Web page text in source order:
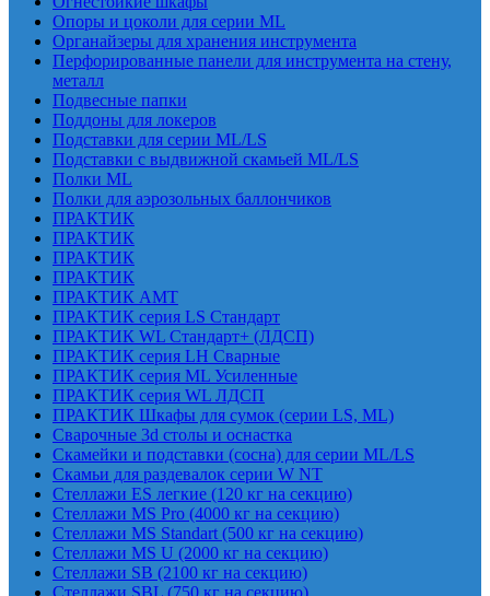
Опоры и цоколи для серии ML
Органайзеры для хранения инструмента
Перфорированные панели для инструмента на стену,
металл
Подвесные папки
Поддоны для локеров
Подставки для серии ML/LS
Подставки с выдвижной скамьей ML/LS
Полки ML
Полки для аэрозольных баллончиков
ПРАКТИК
ПРАКТИК
ПРАКТИК
ПРАКТИК
ПРАКТИК AMT
ПРАКТИК cерия LS Стандарт
ПРАКТИК WL Стандарт+ (ЛДСП)
ПРАКТИК серия LH Сварные
ПРАКТИК серия ML Усиленные
ПРАКТИК серия WL ЛДСП
ПРАКТИК Шкафы для сумок (серии LS, ML)
Сварочные 3d столы и оснастка
Скамейки и подставки (сосна) для серии ML/LS
Скамьи для раздевалок серии W NT
Стеллажи ES легкие (120 кг на секцию)
Стеллажи MS Pro (4000 кг на секцию)
Стеллажи MS Standart (500 кг на секцию)
Стеллажи MS U (2000 кг на секцию)
Стеллажи SB (2100 кг на секцию)
Стеллажи SBL (750 кг на секцию)